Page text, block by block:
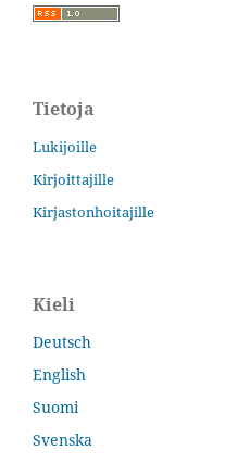
Tietoja
Lukijoille
Kirjoittajille
Kirjastonhoitajille
Kieli
Deutsch
English
Suomi
Svenska